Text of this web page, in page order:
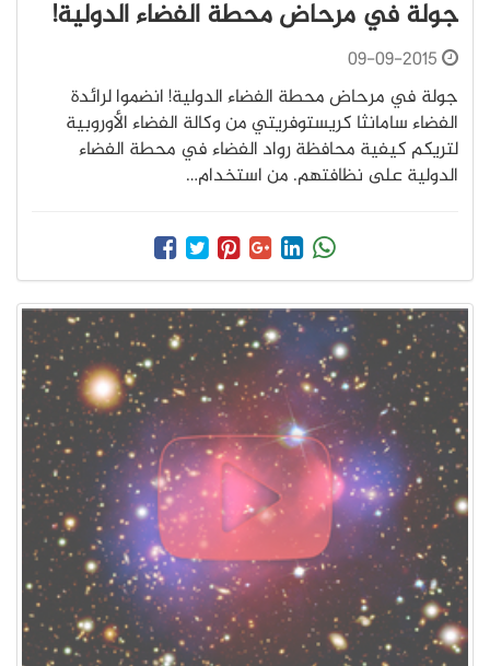
جولة في مرحاض محطة الفضاء الدولية!
09-09-2015
جولة في مرحاض محطة الفضاء الدولية! انضموا لرائدة
الفضاء سامانثا كريستوفريتي من وكالة الفضاء الأوروبية
لتريكم كيفية محافظة رواد الفضاء في محطة الفضاء
الدولية على نظافتهم. من استخدام…